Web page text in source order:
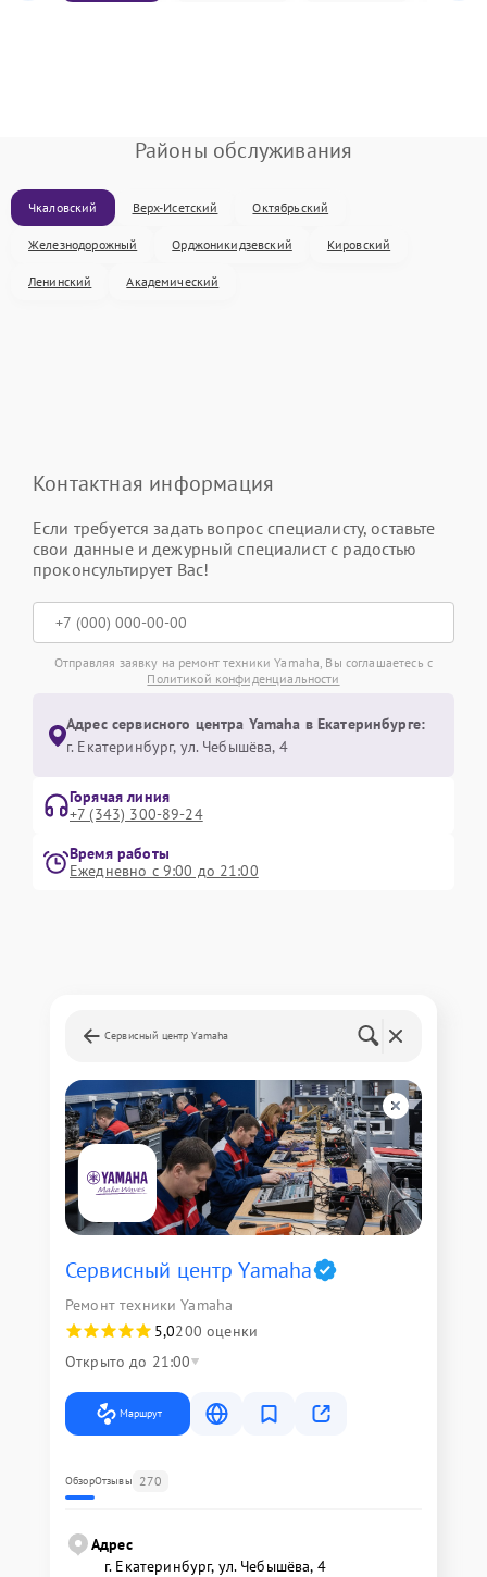
Районы обслуживания
Чкаловский Верх-Исетский Октябрьский
Железнодорожный Орджоникидзевский Кировский
Ленинский Академический
Контактная информация
Если требуется задать вопрос специалисту, оставьте
свои данные и дежурный специалист с радостью
проконсультирует Вас!
Отправляя заявку на ремонт техники Yamaha, Вы соглашаетесь с
Политикой конфиденциальности
Адрес сервисного центра Yamaha в Екатеринбурге:
г. Екатеринбург, ул. Чебышёва, 4
Горячая линия
+7 (343) 300-89-24
Время работы
Ежедневно с 9:00 до 21:00
Сервисный центр Yamaha
Сервисный центр Yamaha
Ремонт техники Yamaha
5,0200 оценки
Открыто до 21:00
Маршрут
ОбзорОтзывы 270
Адрес
г. Екатеринбург, ул. Чебышёва, 4